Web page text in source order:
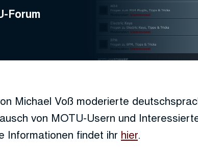
Forum
Michael Voß moderierte
von MOTU-Usern und
Informationen findet ihr hier.